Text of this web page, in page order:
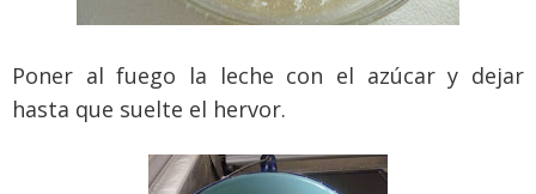
Poner al fuego la leche con el azúcar y dejar
hasta que suelte el hervor.